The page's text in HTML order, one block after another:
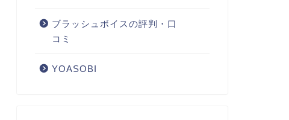
ブラッシュボイスの評判・口
コミ
YOASOBI